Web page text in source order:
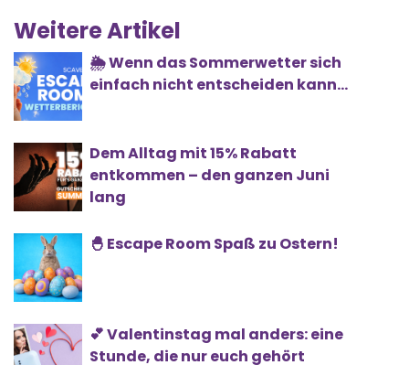
Weitere Artikel
🌦️ Wenn das Sommerwetter sich
einfach nicht entscheiden kann...
Dem Alltag mit 15% Rabatt
entkommen – den ganzen Juni
lang
🐣 Escape Room Spaß zu Ostern!
💕 Valentinstag mal anders: eine
Stunde, die nur euch gehört